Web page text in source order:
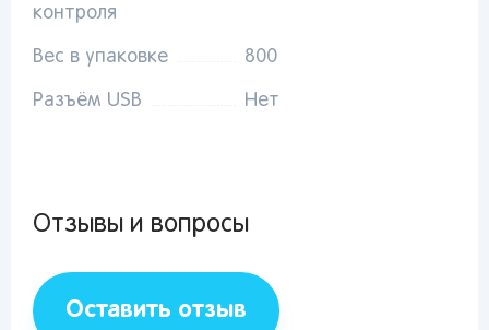
контроля
Вес в упаковке 800
Разъём USB Нет
Отзывы и вопросы
Оставить отзыв
Пермь
Пенза
Красноярск